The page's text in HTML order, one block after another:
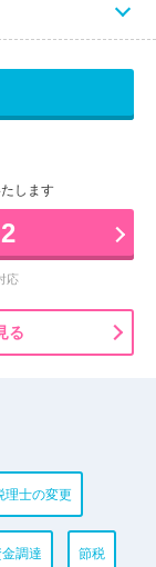
します
応
る
理士の変更
金調達 節税